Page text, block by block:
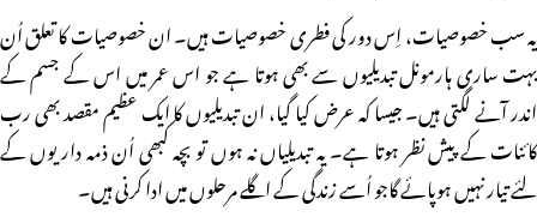
یہ سب خصوصیات، اِس دور کی فطری خصوصیات ہیں۔ ان خصوصیات کا تعلق اُن
بہت ساری ہارمونل تبدیلیوں سے بھی ہوتا ہے جو اس عمر میں اس کے جسم کے
اندر آنے لگتی ہیں۔ جیسا کہ عرض کیا گیا، ان تبدیلیوں کا ایک عظیم مقصد بھی رب
کائنات کے پیش نظر ہوتا ہے۔ یہ تبدیلیاں نہ ہوں تو بچہ کبھی اُن ذمہ داریوں کے
لئے تیار نہیں ہوپائے گاجو اُسے زندگی کے اگلے مرحلوں میں ادا کرنی ہیں۔